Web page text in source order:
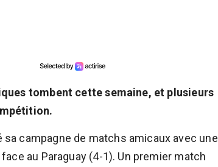
tombent cette semaine, et plusieurs
sa campagne de matchs amicaux avec une
au Paraguay (4-1). Un premier match